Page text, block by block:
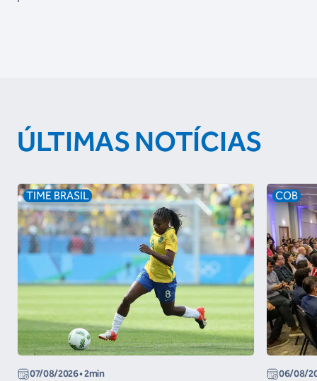
ÚLTIMAS NOTÍCIAS
TIME BRASIL
07/08/2026• 2min
COB
06/08/